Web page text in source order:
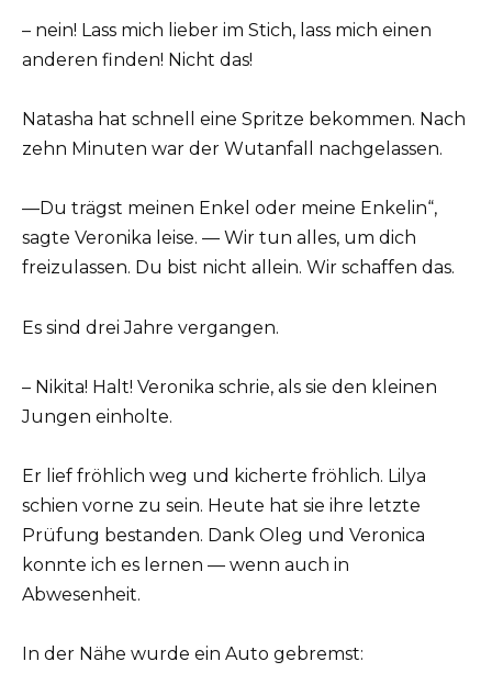
– nein! Lass mich lieber im Stich, lass mich einen
anderen finden! Nicht das!
Natasha hat schnell eine Spritze bekommen. Nach
zehn Minuten war der Wutanfall nachgelassen.
—Du trägst meinen Enkel oder meine Enkelin“,
sagte Veronika leise. — Wir tun alles, um dich
freizulassen. Du bist nicht allein. Wir schaffen das.
Es sind drei Jahre vergangen.
– Nikita! Halt! Veronika schrie, als sie den kleinen
Jungen einholte.
Er lief fröhlich weg und kicherte fröhlich. Lilya
schien vorne zu sein. Heute hat sie ihre letzte
Prüfung bestanden. Dank Oleg und Veronica
konnte ich es lernen — wenn auch in
Abwesenheit.
In der Nähe wurde ein Auto gebremst: